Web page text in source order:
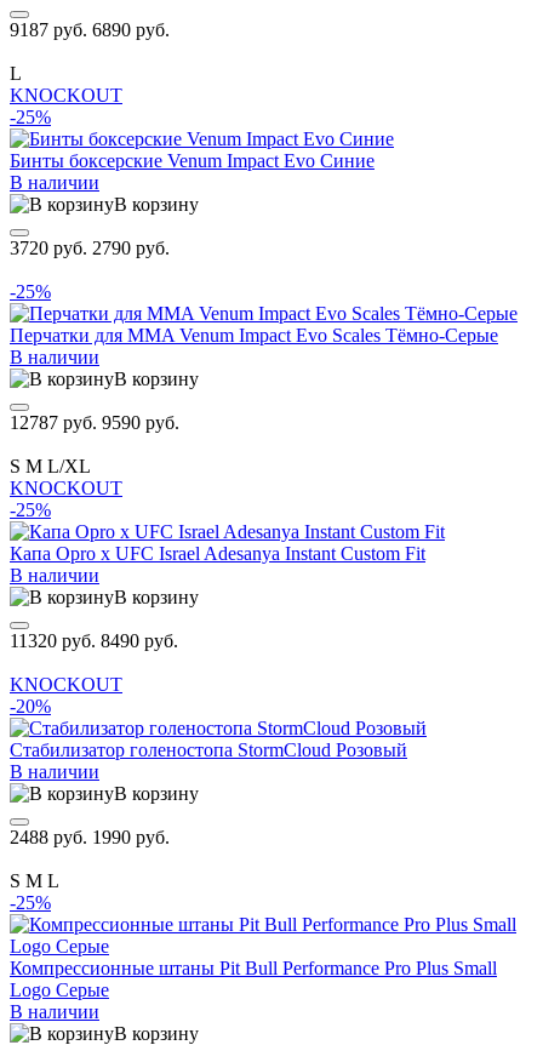
9187 руб. 6890 руб.
L
KNOCKOUT
-25%
Бинты боксерские Venum Impact Evo Синие
В наличии
В корзину
3720 руб. 2790 руб.
-25%
Перчатки для MMA Venum Impact Evo Scales Тёмно-Серые
В наличии
В корзину
12787 руб. 9590 руб.
S M L/XL
KNOCKOUT
-25%
Капа Opro x UFC Israel Adesanya Instant Custom Fit
В наличии
В корзину
11320 руб. 8490 руб.
KNOCKOUT
-20%
Стабилизатор голеностопа StormCloud Розовый
В наличии
В корзину
2488 руб. 1990 руб.
S M L
-25%
Компрессионные штаны Pit Bull Performance Pro Plus Small
Logo Серые
В наличии
В корзину